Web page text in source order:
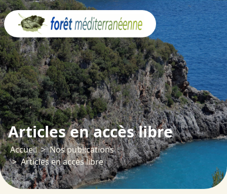
Articles en accès libre
Accueil
Nos publications
Articles en accès libre
Panneau de gestion des cookies